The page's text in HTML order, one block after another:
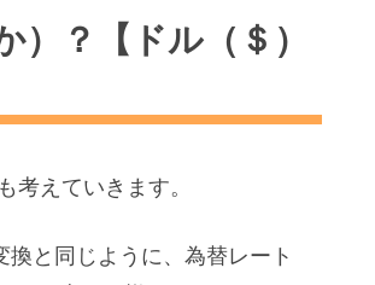
？【ドル（＄）
考えていきます。
と同じように、為替レート